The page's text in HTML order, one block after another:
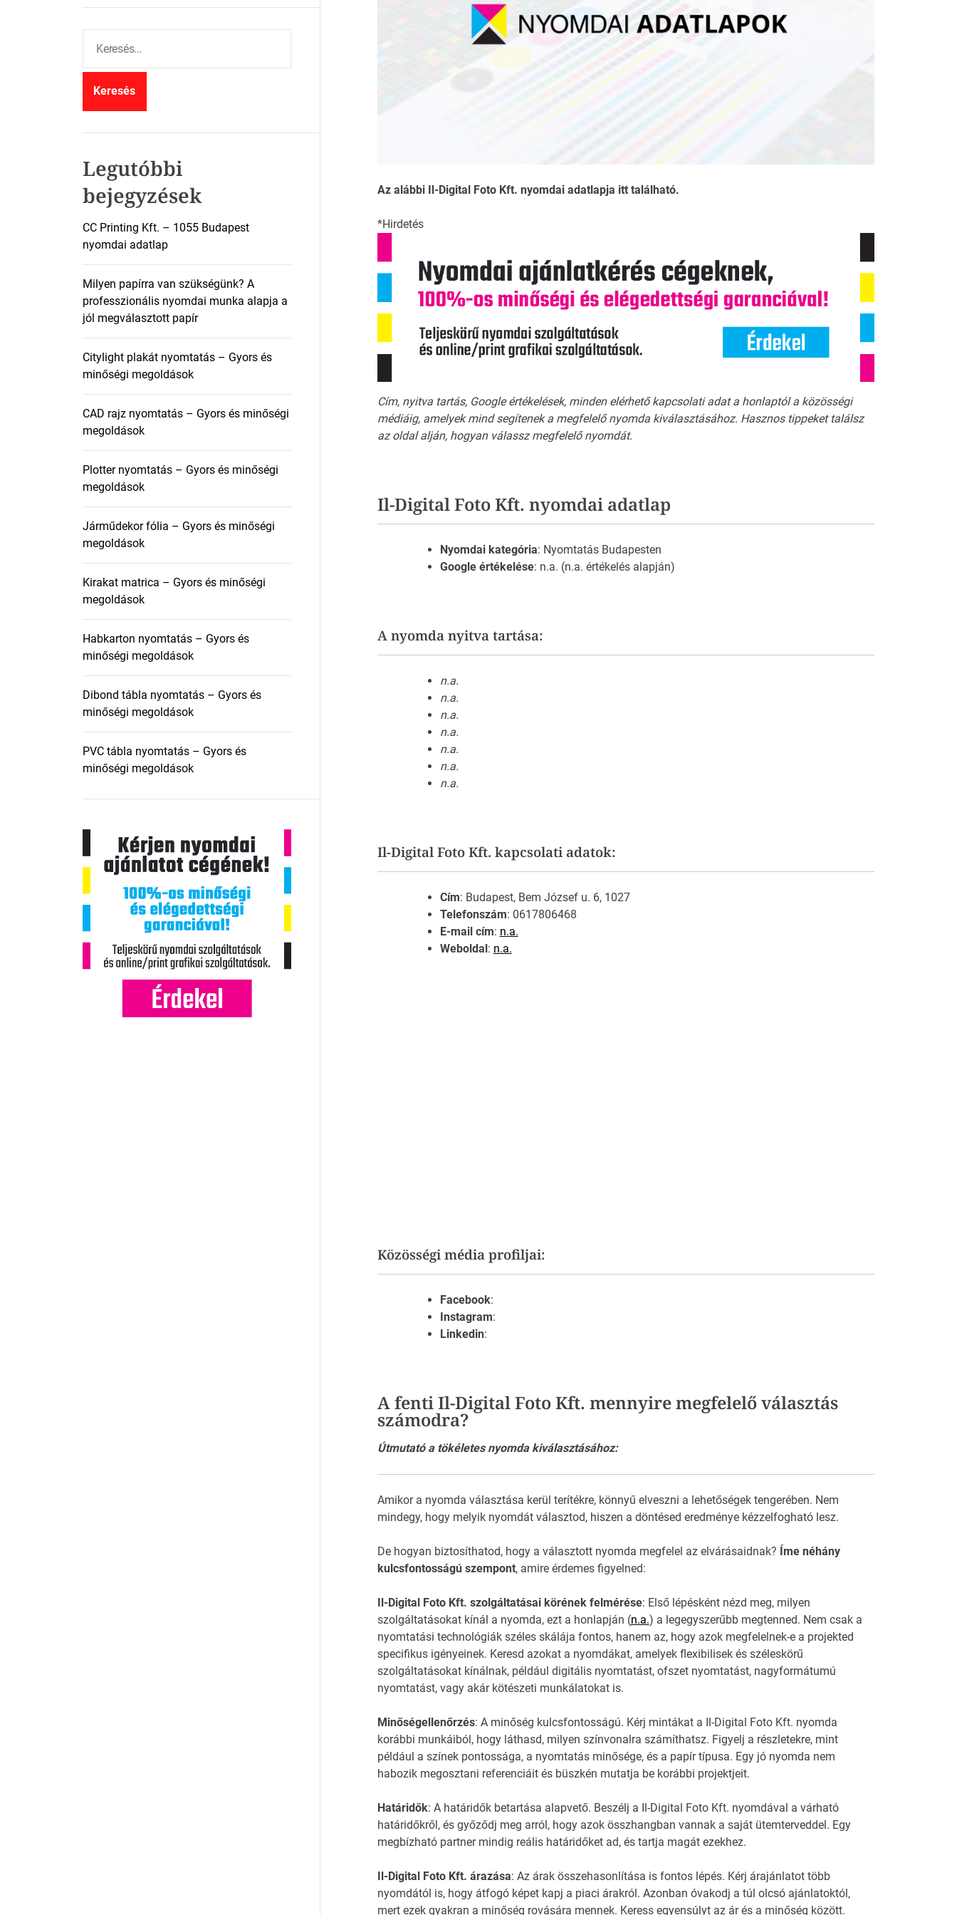
Az alábbi Il-Digital Foto Kft. nyomdai adatlapja itt található.
*Hirdetés
Cím, nyitva tartás, Google értékelések, minden elérhető kapcsolati adat a honlaptól a közösségi
médiáig, amelyek mind segítenek a megfelelő nyomda kiválasztásához. Hasznos tippeket találsz
az oldal alján, hogyan válassz megfelelő nyomdát.
Il-Digital Foto Kft. nyomdai adatlap
Nyomdai kategória: Nyomtatás Budapesten
Google értékelése: n.a. (n.a. értékelés alapján)
A nyomda nyitva tartása:
n.a.
n.a.
n.a.
n.a.
n.a.
n.a.
n.a.
Il-Digital Foto Kft. kapcsolati adatok:
Cím: Budapest, Bem József u. 6, 1027
Telefonszám: 0617806468
E-mail cím: n.a.
Weboldal: n.a.
Közösségi média profiljai:
Facebook:
Instagram:
Linkedin:
A fenti Il-Digital Foto Kft. mennyire megfelelő választás
számodra?
Útmutató a tökéletes nyomda kiválasztásához:
Amikor a nyomda választása kerül terítékre, könnyű elveszni a lehetőségek tengerében. Nem
mindegy, hogy melyik nyomdát választod, hiszen a döntésed eredménye kézzelfogható lesz.
De hogyan biztosíthatod, hogy a választott nyomda megfelel az elvárásaidnak? Íme néhány
kulcsfontosságú szempont, amire érdemes figyelned:
Il-Digital Foto Kft. szolgáltatásai körének felmérése: Első lépésként nézd meg, milyen
szolgáltatásokat kínál a nyomda, ezt a honlapján (n.a.) a legegyszerűbb megtenned. Nem csak a
nyomtatási technológiák széles skálája fontos, hanem az, hogy azok megfelelnek-e a projekted
specifikus igényeinek. Keresd azokat a nyomdákat, amelyek flexibilisek és széleskörű
szolgáltatásokat kínálnak, például digitális nyomtatást, ofszet nyomtatást, nagyformátumú
nyomtatást, vagy akár kötészeti munkálatokat is.
Minőségellenőrzés: A minőség kulcsfontosságú. Kérj mintákat a Il-Digital Foto Kft. nyomda
korábbi munkáiból, hogy láthasd, milyen színvonalra számíthatsz. Figyelj a részletekre, mint
például a színek pontossága, a nyomtatás minősége, és a papír típusa. Egy jó nyomda nem
habozik megosztani referenciáit és büszkén mutatja be korábbi projektjeit.
Határidők: A határidők betartása alapvető. Beszélj a Il-Digital Foto Kft. nyomdával a várható
határidőkről, és győződj meg arról, hogy azok összhangban vannak a saját ütemterveddel. Egy
megbízható partner mindig reális határidőket ad, és tartja magát ezekhez.
Il-Digital Foto Kft. árazása: Az árak összehasonlítása is fontos lépés. Kérj árajánlatot több
nyomdától is, hogy átfogó képet kapj a piaci árakról. Azonban óvakodj a túl olcsó ajánlatoktól,
mert ezek gyakran a minőség rovására mennek. Keress egyensúlyt az ár és a minőség között.
r
Legutóbbi
bejegyzések
CC Printing Kft. – 1055 Budapest
nyomdai adatlap
Milyen papírra van szükségünk? A
professzionális nyomdai munka alapja a
jól megválasztott papír
Citylight plakát nyomtatás – Gyors és
minőségi megoldások
CAD rajz nyomtatás – Gyors és minőségi
megoldások
Plotter nyomtatás – Gyors és minőségi
megoldások
Járműdekor fólia – Gyors és minőségi
megoldások
Kirakat matrica – Gyors és minőségi
megoldások
Habkarton nyomtatás – Gyors és
minőségi megoldások
Dibond tábla nyomtatás – Gyors és
minőségi megoldások
PVC tábla nyomtatás – Gyors és
minőségi megoldások